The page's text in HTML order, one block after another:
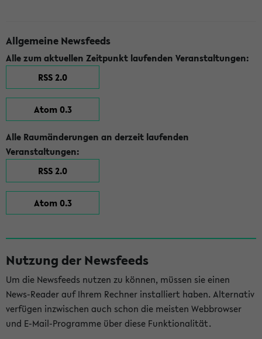
Allgemeine Newsfeeds
Alle zum aktuellen Zeitpunkt laufenden Veranstaltungen:
RSS 2.0
Atom 0.3
Alle Raumänderungen an derzeit laufenden
Veranstaltungen:
RSS 2.0
Atom 0.3
Nutzung der Newsfeeds
Um die Newsfeeds nutzen zu können, müssen sie einen
News-Reader auf Ihrem Rechner installiert haben. Alternativ
verfügen inzwischen auch schon die meisten Webbrowser
und E-Mail-Programme über diese Funktionalität.